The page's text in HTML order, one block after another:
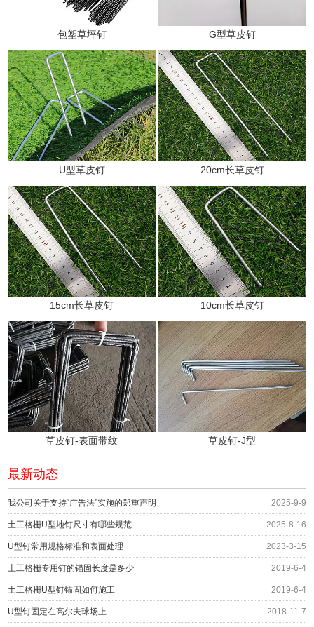
包塑草坪钉 G型草皮钉
U型草皮钉 20cm长草皮钉
15cm长草皮钉 10cm长草皮钉
草皮钉-表面带纹 草皮钉-J型
最新动态
我公司关于支持“广告法”实施的郑重声明 2025-9-9
土工格栅U型地钉尺寸有哪些规范 2025-8-16
U型钉常用规格标准和表面处理 2023-3-15
土工格栅专用钉的锚固长度是多少 2019-6-4
土工格栅U型钉锚固如何施工 2019-6-4
U型钉固定在高尔夫球场上 2018-11-7